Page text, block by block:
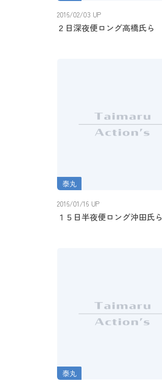
2016/02/03 UP
２日深夜便ロング高橋氏ら
泰丸
2016/01/16 UP
１５日半夜便ロング沖田氏ら
泰丸